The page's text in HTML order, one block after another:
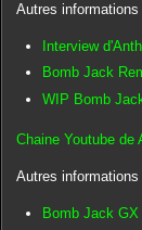
Autres
Interview
Bomb Jack
WIP Bomb
Chaine Youtube de
Autres
Bomb Jack